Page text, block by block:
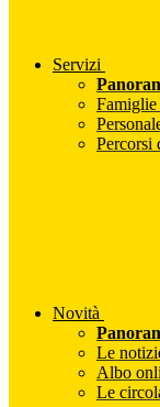
Servizi
Famiglie
Percorsi
Novità
Le
Albo
Le